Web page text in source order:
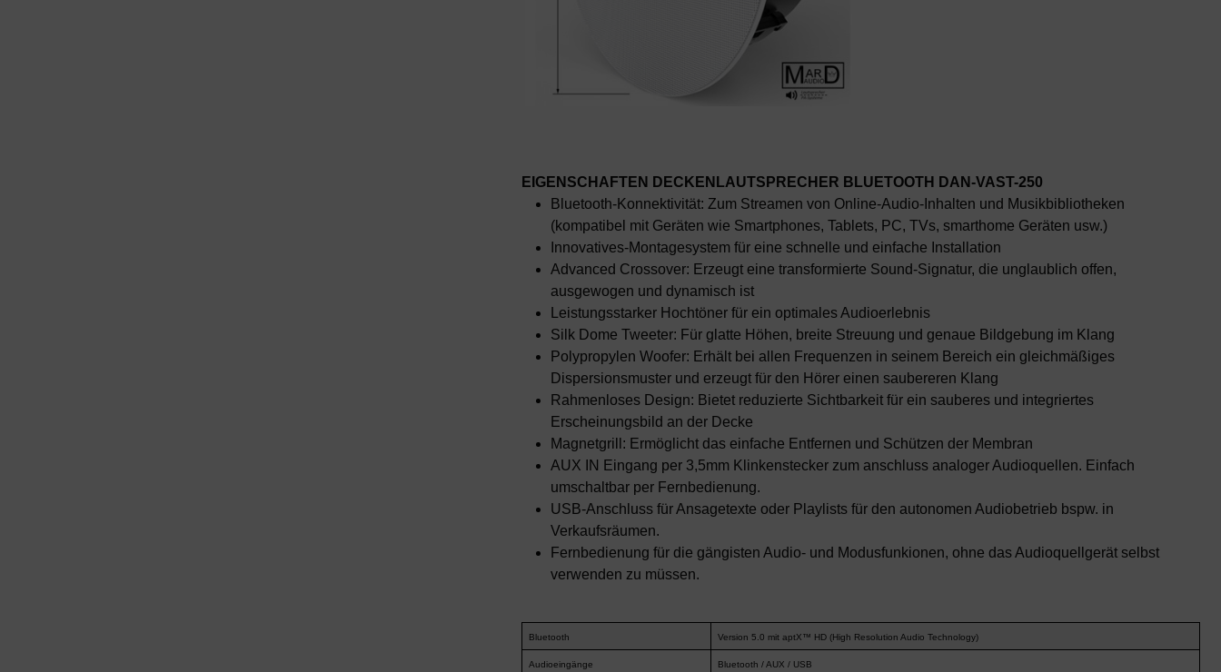
EIGENSCHAFTEN DECKENLAUTSPRECHER BLUETOOTH DAN-VAST-250
Bluetooth-Konnektivität: Zum Streamen von Online-Audio-Inhalten und Musikbibliotheken
(kompatibel mit Geräten wie Smartphones, Tablets, PC, TVs, smarthome Geräten usw.)
Innovatives-Montagesystem für eine schnelle und einfache Installation
Advanced Crossover: Erzeugt eine transformierte Sound-Signatur, die unglaublich offen,
ausgewogen und dynamisch ist
Leistungsstarker Hochtöner für ein optimales Audioerlebnis
Silk Dome Tweeter: Für glatte Höhen, breite Streuung und genaue Bildgebung im Klang
Polypropylen Woofer: Erhält bei allen Frequenzen in seinem Bereich ein gleichmäßiges
Dispersionsmuster und erzeugt für den Hörer einen saubereren Klang
Rahmenloses Design: Bietet reduzierte Sichtbarkeit für ein sauberes und integriertes
Erscheinungsbild an der Decke
Magnetgrill: Ermöglicht das einfache Entfernen und Schützen der Membran
AUX IN Eingang per 3,5mm Klinkenstecker zum anschluss analoger Audioquellen. Einfach
umschaltbar per Fernbedienung.
USB-Anschluss für Ansagetexte oder Playlists für den autonomen Audiobetrieb bspw. in
Verkaufsräumen.
Fernbedienung für die gängisten Audio- und Modusfunkionen, ohne das Audioquellgerät selbst
verwenden zu müssen.
Bluetooth Version 5.0 mit aptX™ HD (High Resolution Audio Technology)
Audioeingänge Bluetooth / AUX / USB